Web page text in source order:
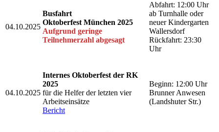
04.10.2025
Busfahrt
Oktoberfest München 2025
Aufgrund geringe
Teilnehmerzahl abgesagt
Abfahrt: 12:00 Uhr
ab Turnhalle oder
neuer Kindergarten
Wallersdorf
Rückfahrt: 23:30
Uhr
04.10.2025
Internes Oktoberfest der RK
2025
für die Helfer der letzten vier
Arbeitseinsätze
Bericht
Beginn: 12:00 Uhr
Brunner Anwesen
(Landshuter Str.)